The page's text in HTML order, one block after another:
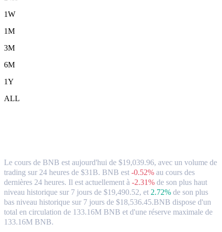
1W
1M
3M
6M
1Y
ALL
Le cours de BNB est aujourd'hui de $19,039.96, avec un volume de
trading sur 24 heures de $31B. BNB est -0.52% au cours des
dernières 24 heures. Il est actuellement à -2.31% de son plus haut
niveau historique sur 7 jours de $19,490.52, et 2.72% de son plus
bas niveau historique sur 7 jours de $18,536.45.BNB dispose d'un
total en circulation de 133.16M BNB et d'une réserve maximale de
133.16M BNB.